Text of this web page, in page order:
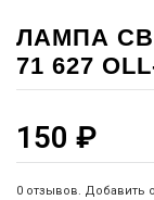
ЛАМПА
71 627
150 ₽
0 отзывов. Добавить